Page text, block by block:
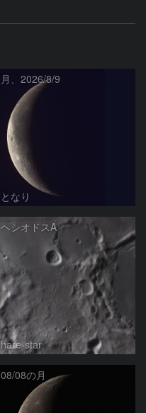
月、2026/8/9
となり
ヘシオドスA
hare-star
08/08の月